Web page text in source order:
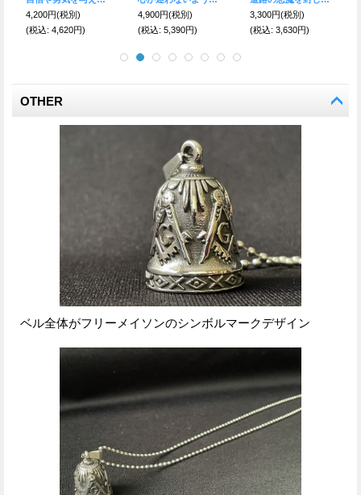
1,880円(税別)
(税込: 2,068円)
3,300円(税別)
(税込: 3,630円)
3,300円(税別)
(税込: 3,630円)
OTHER
ベル全体がフリーメイソンのシンボルマークデザイン